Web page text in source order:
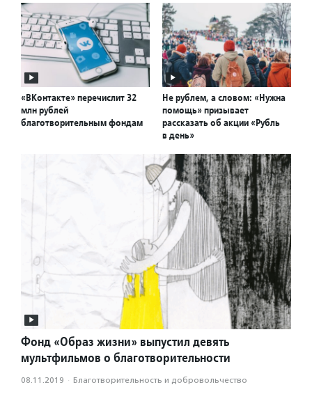
«ВКонтакте» перечислит 32
млн рублей
благотворительным фондам
Не рублем, а словом: «Нужна
помощь» призывает
рассказать об акции «Рубль
в день»
Фонд «Образ жизни» выпустил девять
мультфильмов о благотворительности
08.11.2019 · Благотвори­тель­ность и доброволь­чест­во